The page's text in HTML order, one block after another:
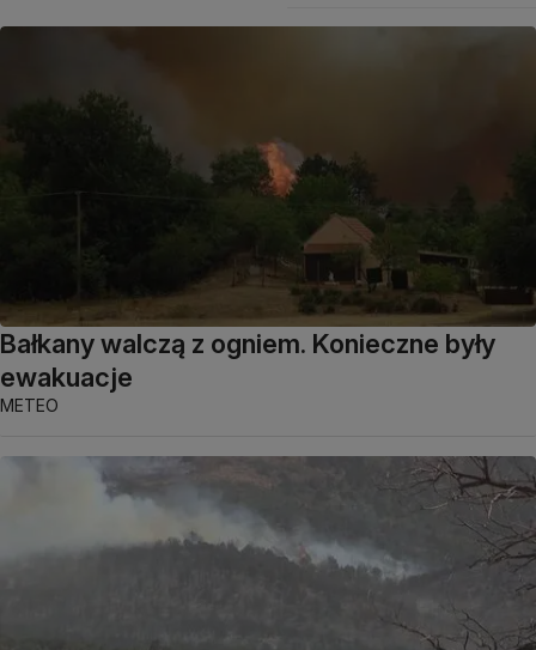
Bałkany walczą z ogniem. Konieczne były
ewakuacje
METEO